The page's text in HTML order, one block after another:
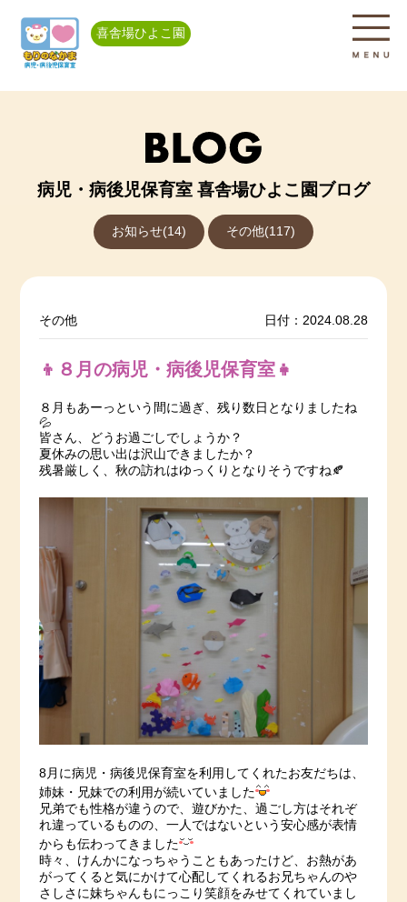
喜舎場ひよこ園
病児・病後児保育室 喜舎場ひよこ園ブログ
お知らせ(14) その他(117)
その他 日付：2024.08.28
👦８月の病児・病後児保育室👧
８月もあーっという間に過ぎ、残り数日となりましたね
💦
皆さん、どうお過ごしでしょうか？
夏休みの思い出は沢山できましたか？
残暑厳しく、秋の訪れはゆっくりとなりそうですね🍂
8月に病児・病後児保育室を利用してくれたお友だちは、
姉妹・兄妹での利用が続いていました
兄弟でも性格が違うので、遊びかた、過ごし方はそれぞ
れ違っているものの、一人ではないという安心感が表情
からも伝わってきました
時々、けんかになっちゃうこともあったけど、お熱があ
がってくると気にかけて心配してくれるお兄ちゃんのや
さしさに妹ちゃんもにっこり笑顔をみせてくれていまし